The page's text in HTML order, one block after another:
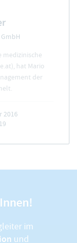
medizinische
hat Mario
der
2016
im
und